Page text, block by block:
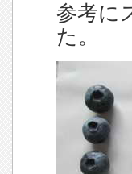
参考に
た。